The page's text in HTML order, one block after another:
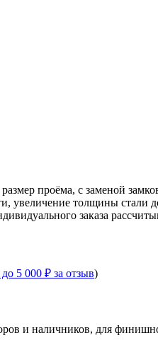
проёма, с заменой
увеличение толщины
заказа
5 000 ₽ за отзыв)
и наличников, для